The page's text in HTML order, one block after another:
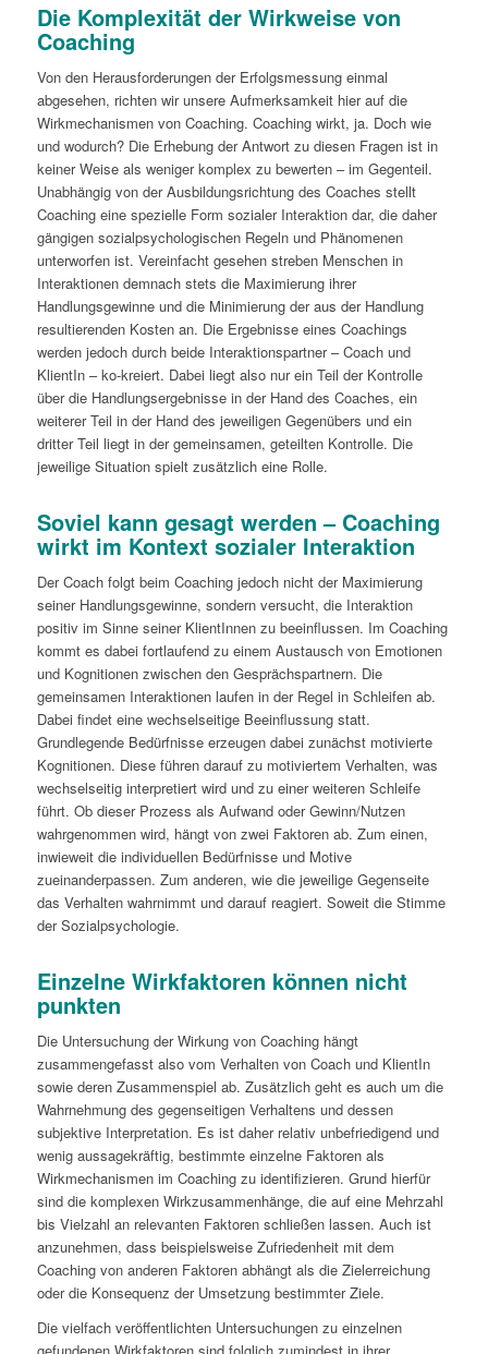
Die Komplexität der Wirkweise von
Coaching
Von den Herausforderungen der Erfolgsmessung einmal
abgesehen, richten wir unsere Aufmerksamkeit hier auf die
Wirkmechanismen von Coaching. Coaching wirkt, ja. Doch wie
und wodurch? Die Erhebung der Antwort zu diesen Fragen ist in
keiner Weise als weniger komplex zu bewerten – im Gegenteil.
Unabhängig von der Ausbildungsrichtung des Coaches stellt
Coaching eine spezielle Form sozialer Interaktion dar, die daher
gängigen sozialpsychologischen Regeln und Phänomenen
unterworfen ist. Vereinfacht gesehen streben Menschen in
Interaktionen demnach stets die Maximierung ihrer
Handlungsgewinne und die Minimierung der aus der Handlung
resultierenden Kosten an. Die Ergebnisse eines Coachings
werden jedoch durch beide Interaktionspartner – Coach und
KlientIn – ko-kreiert. Dabei liegt also nur ein Teil der Kontrolle
über die Handlungsergebnisse in der Hand des Coaches, ein
weiterer Teil in der Hand des jeweiligen Gegenübers und ein
dritter Teil liegt in der gemeinsamen, geteilten Kontrolle. Die
jeweilige Situation spielt zusätzlich eine Rolle.
Soviel kann gesagt werden – Coaching
wirkt im Kontext sozialer Interaktion
Der Coach folgt beim Coaching jedoch nicht der Maximierung
seiner Handlungsgewinne, sondern versucht, die Interaktion
positiv im Sinne seiner KlientInnen zu beeinflussen. Im Coaching
kommt es dabei fortlaufend zu einem Austausch von Emotionen
und Kognitionen zwischen den Gesprächspartnern. Die
gemeinsamen Interaktionen laufen in der Regel in Schleifen ab.
Dabei findet eine wechselseitige Beeinflussung statt.
Grundlegende Bedürfnisse erzeugen dabei zunächst motivierte
Kognitionen. Diese führen darauf zu motiviertem Verhalten, was
wechselseitig interpretiert wird und zu einer weiteren Schleife
führt. Ob dieser Prozess als Aufwand oder Gewinn/Nutzen
wahrgenommen wird, hängt von zwei Faktoren ab. Zum einen,
inwieweit die individuellen Bedürfnisse und Motive
zueinanderpassen. Zum anderen, wie die jeweilige Gegenseite
das Verhalten wahrnimmt und darauf reagiert. Soweit die Stimme
der Sozialpsychologie.
Einzelne Wirkfaktoren können nicht
punkten
Die Untersuchung der Wirkung von Coaching hängt
zusammengefasst also vom Verhalten von Coach und KlientIn
sowie deren Zusammenspiel ab. Zusätzlich geht es auch um die
Wahrnehmung des gegenseitigen Verhaltens und dessen
subjektive Interpretation. Es ist daher relativ unbefriedigend und
wenig aussagekräftig, bestimmte einzelne Faktoren als
Wirkmechanismen im Coaching zu identifizieren. Grund hierfür
sind die komplexen Wirkzusammenhänge, die auf eine Mehrzahl
bis Vielzahl an relevanten Faktoren schließen lassen. Auch ist
anzunehmen, dass beispielsweise Zufriedenheit mit dem
Coaching von anderen Faktoren abhängt als die Zielerreichung
oder die Konsequenz der Umsetzung bestimmter Ziele.
Die vielfach veröffentlichten Untersuchungen zu einzelnen